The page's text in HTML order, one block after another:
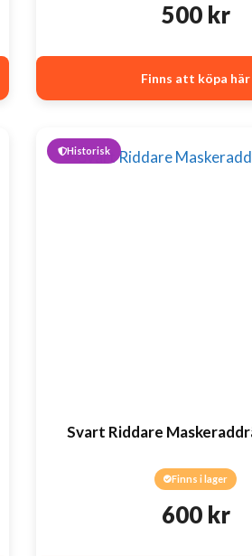
500 kr
Finns att köpa här
Historisk
Svart Riddare
Finns i lager
600 kr